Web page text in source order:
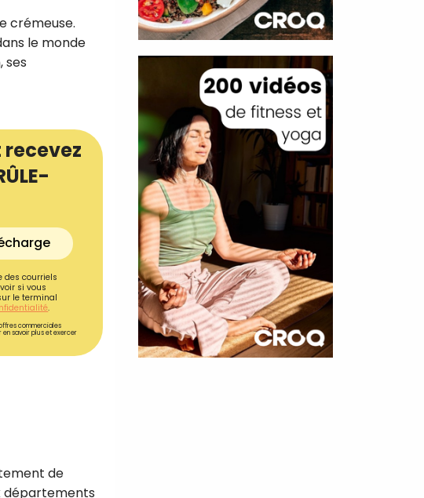
crémeuse.
le monde
ses
des courriels
si vous
le terminal
.
commerciales
en savoir plus et exercer
de
départements
180
promotionnelle de